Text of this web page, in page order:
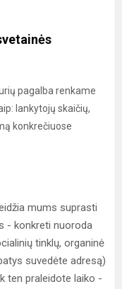
pagalba renkame
lankytojų skaičių,
konkrečiuose
mums suprasti
- konkreti nuoroda
tinklų, organinė
suvedėte adresą)
ten praleidote laiko -